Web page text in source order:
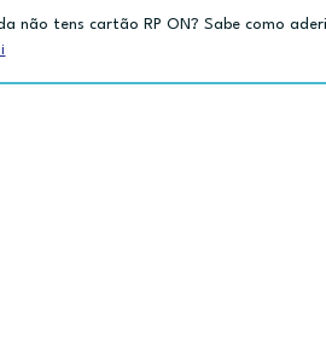
não tens cartão RP ON? Sabe como